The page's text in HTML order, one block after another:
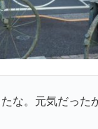
な。元気だった